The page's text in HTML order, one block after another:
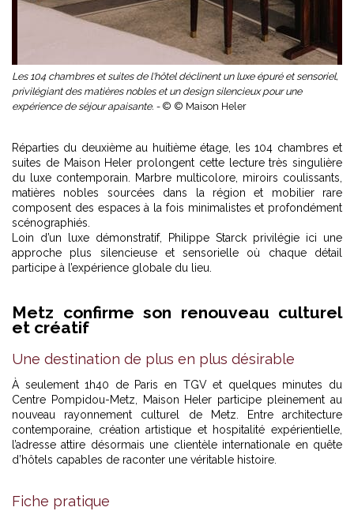
Les 104 chambres et suites de l'hôtel déclinent un luxe épuré et sensoriel,
privilégiant des matières nobles et un design silencieux pour une
expérience de séjour apaisante. - © © Maison Heler
Réparties du deuxième au huitième étage, les 104 chambres et
suites de Maison Heler prolongent cette lecture très singulière
du luxe contemporain. Marbre multicolore, miroirs coulissants,
matières nobles sourcées dans la région et mobilier rare
composent des espaces à la fois minimalistes et profondément
scénographiés.
Loin d’un luxe démonstratif, Philippe Starck privilégie ici une
approche plus silencieuse et sensorielle où chaque détail
participe à l’expérience globale du lieu.
Metz confirme son renouveau culturel
et créatif
Une destination de plus en plus désirable
À seulement 1h40 de Paris en TGV et quelques minutes du
Centre Pompidou-Metz, Maison Heler participe pleinement au
nouveau rayonnement culturel de Metz. Entre architecture
contemporaine, création artistique et hospitalité expérientielle,
l’adresse attire désormais une clientèle internationale en quête
d’hôtels capables de raconter une véritable histoire.
Fiche pratique